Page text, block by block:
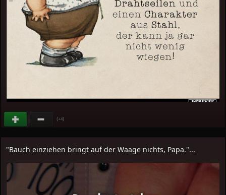
(+4)
"Bauch einziehen bringt auf der Waage nichts, Papa."...